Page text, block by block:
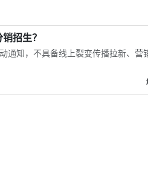
招生？
通知，不具备线上裂变传播拉新、营